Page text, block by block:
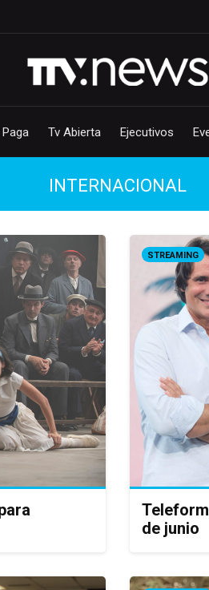
Paga Tv Abierta Ejecutivos
INTERNACIONAL
STREAMING
de junio